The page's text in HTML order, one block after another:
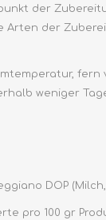
der
Arten der
weniger
DOP
pro 100 gr